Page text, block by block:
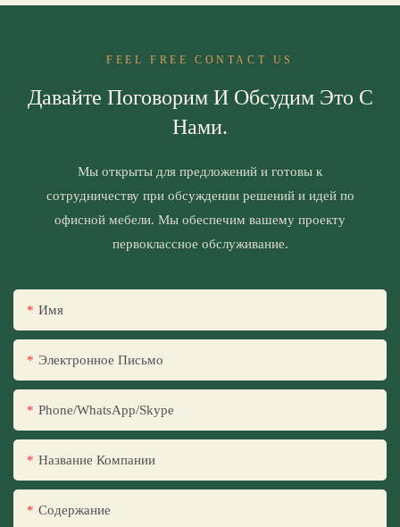
FEEL FREE CONTACT US
Давайте Поговорим И Обсудим Это С
Нами.
Мы открыты для предложений и готовы к
сотрудничеству при обсуждении решений и идей по
офисной мебели. Мы обеспечим вашему проекту
первоклассное обслуживание.
Имя
Электронное Письмо
Phone/WhatsApp/Skype
Название Компании
Содержание